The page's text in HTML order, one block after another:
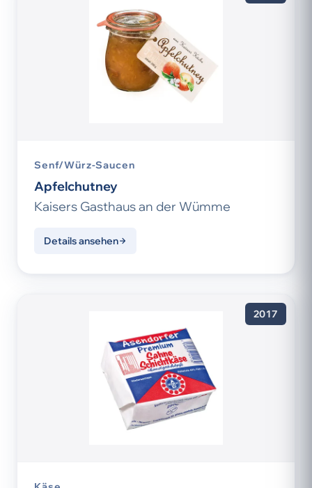
Senf/Würz-Saucen
Apfelchutney
Kaisers Gasthaus an der Wümme
Details ansehen
2017